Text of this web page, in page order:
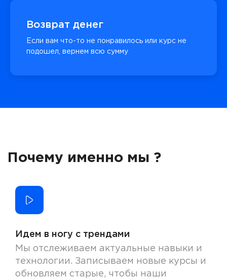
Возврат денег
Если вам что-то не понравилось или курс не
подошел, вернем всю сумму
Почему именно мы ?
Идем в ногу с трендами
Мы отслеживаем актуальные навыки и
технологии. Записываем новые курсы и
обновляем старые, чтобы наши